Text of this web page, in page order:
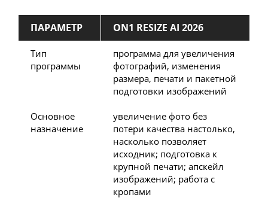
ПАРАМЕТР ON1 RESIZE AI 2026
Тип
программы
программа для увеличения
фотографий, изменения
размера, печати и пакетной
подготовки изображений
Основное
назначение
увеличение фото без
потери качества настолько,
насколько позволяет
исходник; подготовка к
крупной печати; апскейл
изображений; работа с
кропами